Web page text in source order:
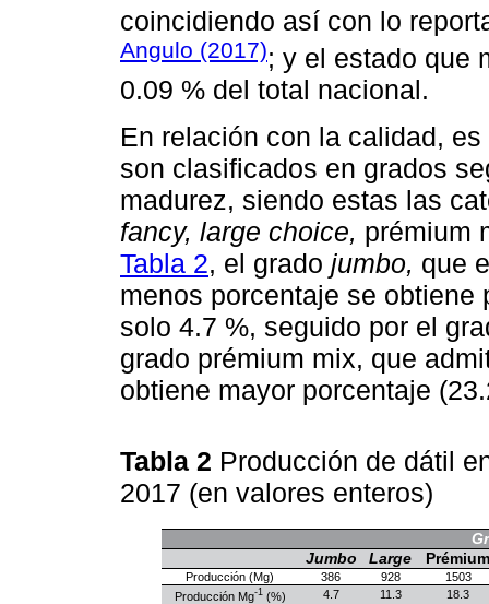
coincidiendo así con lo
Angulo (2017); y el estado que
0.09 % del total nacional.
En relación con la calidad,
son clasificados en grados
madurez, siendo estas las
fancy, large choice, prémium
Tabla 2, el grado jumbo, que
menos porcentaje se
solo 4.7 %, seguido por el
grado prémium mix, que
obtiene mayor porcentaje
Tabla 2 Producción de dátil
2017 (en valores enteros)
Jumbo
Large Prémium
Producción (Mg) 386 928
1503
Producción Mg-1(%) 4.7 11.3 18.3